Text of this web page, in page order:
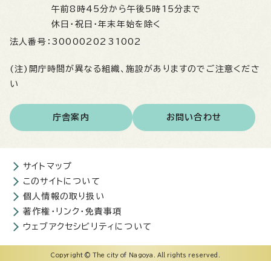
午前8時45分から午後5時15分まで
休日・祝日・年末年始を除く
法人番号： 3000020231002
(注)開庁時間が異なる組織、施設がありますのでご注意くださ
い
庁舎案内 お問い合わせ
サイトマップ
このサイトについて
個人情報の取り扱い
著作権・リンク・免責事項
ウェブアクセシビリティについて
Copyright © The city of Nagoya. All rights reserved.